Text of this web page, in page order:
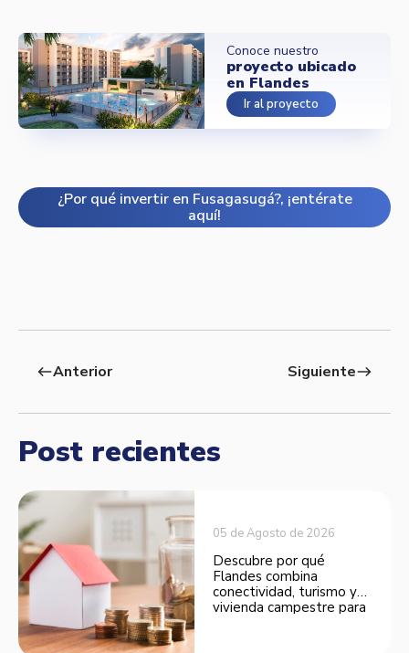
Conoce nuestro
proyecto ubicado
en Flandes
Ir al proyecto
¿Por qué invertir en Fusagasugá?, ¡entérate
aquí!
westAnterior Siguienteeast
Post recientes
05 de Agosto de 2026
Descubre por qué
Flandes combina
conectividad, turismo y
vivienda campestre para